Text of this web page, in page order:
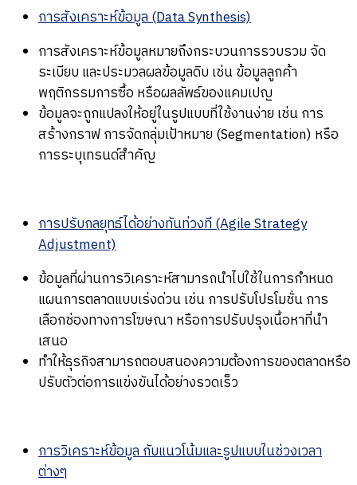
การสังเคราะห์ข้อมูล (Data Synthesis)
การสังเคราะห์ข้อมูลหมายถึงกระบวนการรวบรวม จัด
ระเบียบ และประมวลผลข้อมูลดิบ เช่น ข้อมูลลูกค้า
พฤติกรรมการซื้อ หรือผลลัพธ์ของแคมเปญ
ข้อมูลจะถูกแปลงให้อยู่ในรูปแบบที่ใช้งานง่าย เช่น การ
สร้างกราฟ การจัดกลุ่มเป้าหมาย (Segmentation) หรือ
การระบุเทรนด์สำคัญ
การปรับกลยุทธ์ได้อย่างทันท่วงที (Agile Strategy
Adjustment)
ข้อมูลที่ผ่านการวิเคราะห์สามารถนำไปใช้ในการกำหนด
แผนการตลาดแบบเร่งด่วน เช่น การปรับโปรโมชั่น การ
เลือกช่องทางการโฆษณา หรือการปรับปรุงเนื้อหาที่นำ
เสนอ
ทำให้ธุรกิจสามารถตอบสนองความต้องการของตลาดหรือ
ปรับตัวต่อการแข่งขันได้อย่างรวดเร็ว
การวิเคราะห์ข้อมูล กับแนวโน้มและรูปแบบในช่วงเวลา
ต่างๆ